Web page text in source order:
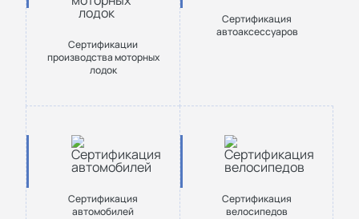
Сертификации
производства моторных
лодок
Сертификация
автоаксессуаров
Сертификация
автомобилей
Сертификация
велосипедов